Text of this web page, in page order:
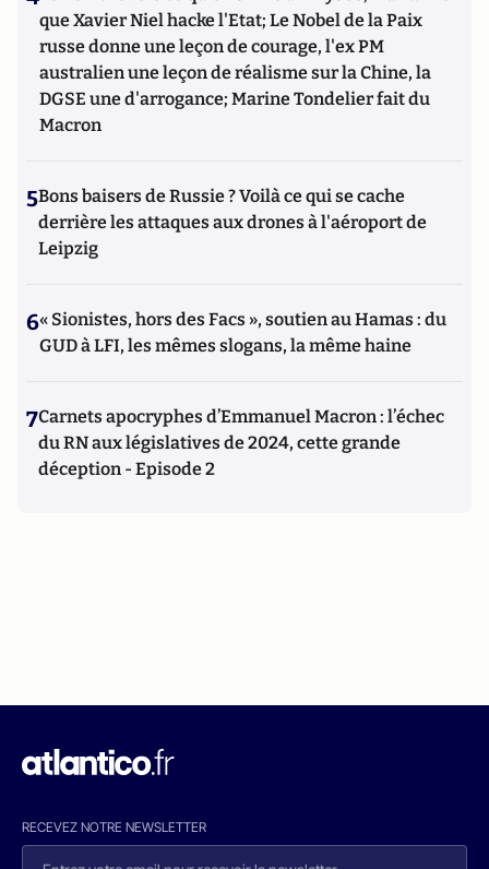
que Xavier Niel hacke l'Etat; Le Nobel de la Paix
russe donne une leçon de courage, l'ex PM
australien une leçon de réalisme sur la Chine, la
DGSE une d'arrogance; Marine Tondelier fait du
Macron
5Bons baisers de Russie ? Voilà ce qui se cache
derrière les attaques aux drones à l'aéroport de
Leipzig
6« Sionistes, hors des Facs », soutien au Hamas : du
GUD à LFI, les mêmes slogans, la même haine
7Carnets apocryphes d’Emmanuel Macron : l’échec
du RN aux législatives de 2024, cette grande
déception - Episode 2
RECEVEZ NOTRE NEWSLETTER